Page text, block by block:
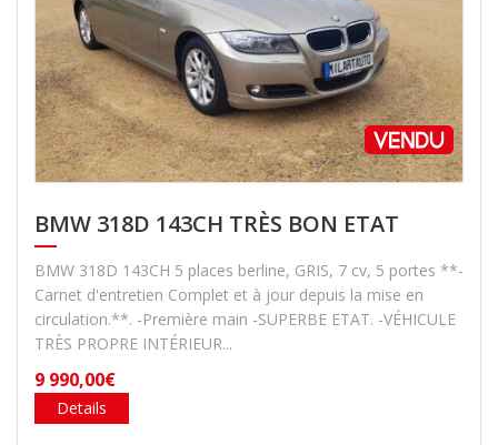
BMW 318D 143CH TRÈS BON ETAT
BMW 318D 143CH 5 places berline, GRIS, 7 cv, 5 portes **-
Carnet d'entretien Complet et à jour depuis la mise en
circulation.**. -Première main -SUPERBE ETAT. -VÉHICULE
TRÈS PROPRE INTÉRIEUR...
9 990,00€
Details